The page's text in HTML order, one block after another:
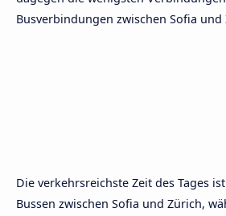
Busverbindungen zwischen Sofia und
Die verkehrsreichste Zeit des Tages ist
Bussen zwischen Sofia und Zürich,